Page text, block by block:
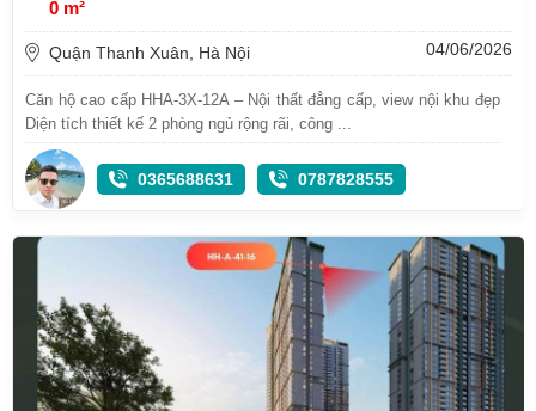
0 m²
Quận Thanh Xuân, Hà Nội 04/06/2026
Căn hộ cao cấp HHA-3X-12A – Nội thất đẳng cấp, view nội khu đẹp
Diện tích thiết kế 2 phòng ngủ rộng rãi, công ...
0365688631 0787828555